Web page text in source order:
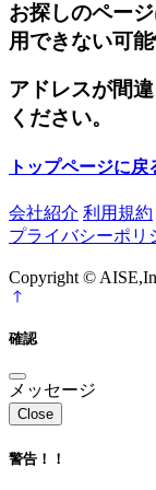
お探しのペー
用できない可
アドレスが間
ください。
トップページに戻
会社紹介 利用規約
プライバシーポリ
Copyright ©
確認
メッセージ
Close
警告！！